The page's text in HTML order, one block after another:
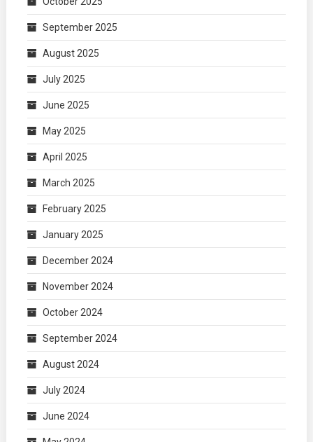
September 2025
August 2025
July 2025
June 2025
May 2025
April 2025
March 2025
February 2025
January 2025
December 2024
November 2024
October 2024
September 2024
August 2024
July 2024
June 2024